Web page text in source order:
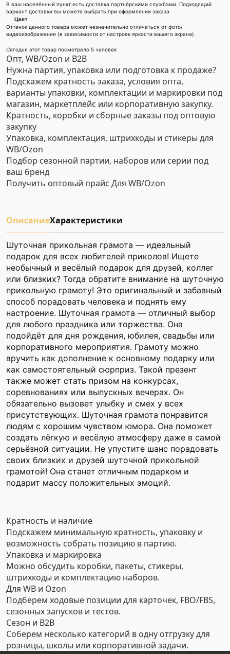
В ваш населённый пункт есть доставка партнёрскими службами. Подходящий
вариант доставки вы можете выбрать при оформлении заказа
Цвет
Оттенок данного товара может незначительно отличаться от фото/
видеоизображения (в зависимости от настроек яркости вашего экрана).
Сегодня этот товар посмотрело 5 человек
Опт, WB/Ozon и B2B
Нужна партия, упаковка или подготовка к продаже?
Подскажем кратность заказа, условия опта,
варианты упаковки, комплектации и маркировки под
магазин, маркетплейс или корпоративную закупку.
Кратность, коробки и сборные заказы под оптовую
закупку
Упаковка, комплектация, штрихкоды и стикеры для
WB/Ozon
Подбор сезонной партии, наборов или серии под
ваш бренд
Получить оптовый прайс Для WB/Ozon
ОписаниеХарактеристики
Шуточная прикольная грамота — идеальный
подарок для всех любителей приколов! Ищете
необычный и весёлый подарок для друзей, коллег
или близких? Тогда обратите внимание на шуточную
прикольную грамоту! Это оригинальный и забавный
способ порадовать человека и поднять ему
настроение. Шуточная грамота — отличный выбор
для любого праздника или торжества. Она
подойдёт для дня рождения, юбилея, свадьбы или
корпоративного мероприятия. Грамоту можно
вручить как дополнение к основному подарку или
как самостоятельный сюрприз. Такой презент
также может стать призом на конкурсах,
соревнованиях или выпускных вечерах. Он
обязательно вызовет улыбку и смех у всех
присутствующих. Шуточная грамота понравится
людям с хорошим чувством юмора. Она поможет
создать лёгкую и весёлую атмосферу даже в самой
серьёзной ситуации. Не упустите шанс порадовать
своих близких и друзей шуточной прикольной
грамотой! Она станет отличным подарком и
подарит массу положительных эмоций.
Кратность и наличие
Подскажем минимальную кратность, упаковку и
возможность собрать позицию в партию.
Упаковка и маркировка
Можно обсудить коробки, пакеты, стикеры,
штрихкоды и комплектацию наборов.
Для WB и Ozon
Подберем ходовые позиции для карточек, FBO/FBS,
сезонных запусков и тестов.
Сезон и B2B
Соберем несколько категорий в одну отгрузку для
розницы, школы или корпоративной задачи.